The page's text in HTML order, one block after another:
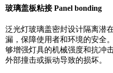
玻璃盖板粘接Panel bonding
泛光灯玻璃盖密封设计隔离潜
漏，保障使用者和环境的安全
够增强灯具的机械强度和抗冲
外部撞击或振动导致的损坏。